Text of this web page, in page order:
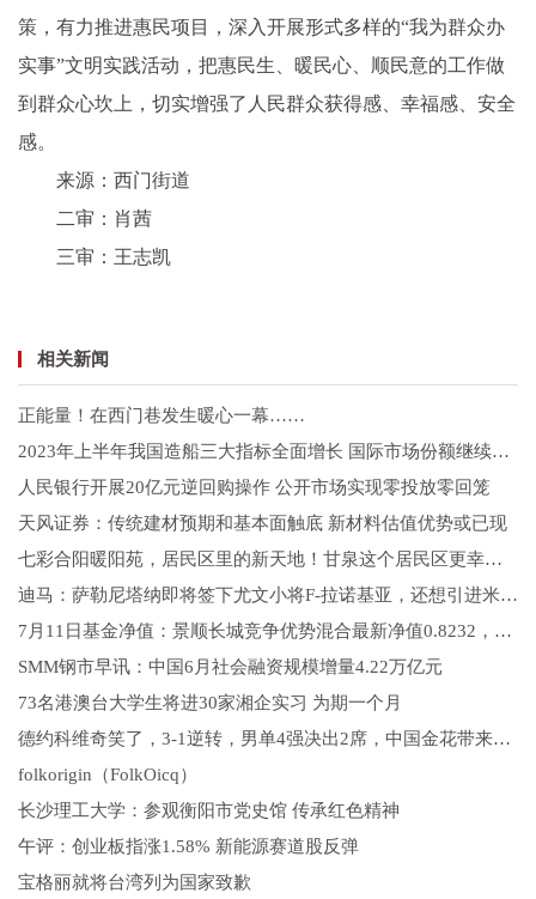
策，有力推进惠民项目，深入开展形式多样的“我为群众办
实事”文明实践活动，把惠民生、暖民心、顺民意的工作做
到群众心坎上，切实增强了人民群众获得感、幸福感、安全
感。
来源：西门街道
二审：肖茜
三审：王志凯
相关新闻
正能量！在西门巷发生暖心一幕……
2023年上半年我国造船三大指标全面增长 国际市场份额继续领先
人民银行开展20亿元逆回购操作 公开市场实现零投放零回笼
天风证券：传统建材预期和基本面触底 新材料估值优势或已现
七彩合阳暖阳苑，居民区里的新天地！甘泉这个居民区更幸福了！
迪马：萨勒尼塔纳即将签下尤文小将F-拉诺基亚，还想引进米雷蒂
7月11日基金净值：景顺长城竞争优势混合最新净值0.8232，涨0.64%
SMM钢市早讯：中国6月社会融资规模增量4.22万亿元
73名港澳台大学生将进30家湘企实习 为期一个月
德约科维奇笑了，3-1逆转，男单4强决出2席，中国金花带来大喜讯
folkorigin（FolkOicq）
长沙理工大学：参观衡阳市党史馆 传承红色精神
午评：创业板指涨1.58% 新能源赛道股反弹
宝格丽就将台湾列为国家致歉